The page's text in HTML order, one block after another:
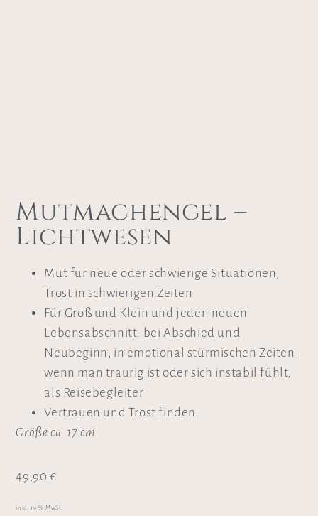
Mutmachengel –
Lichtwesen
Mut für neue oder schwierige Situationen,
Trost in schwierigen Zeiten
Für Groß und Klein und jeden neuen
Lebensabschnitt: bei Abschied und
Neubeginn, in emotional stürmischen Zeiten,
wenn man traurig ist oder sich instabil fühlt,
als Reisebegleiter
Vertrauen und Trost finden
Größe ca. 17 cm
49,90 €
inkl. 19 % MwSt.